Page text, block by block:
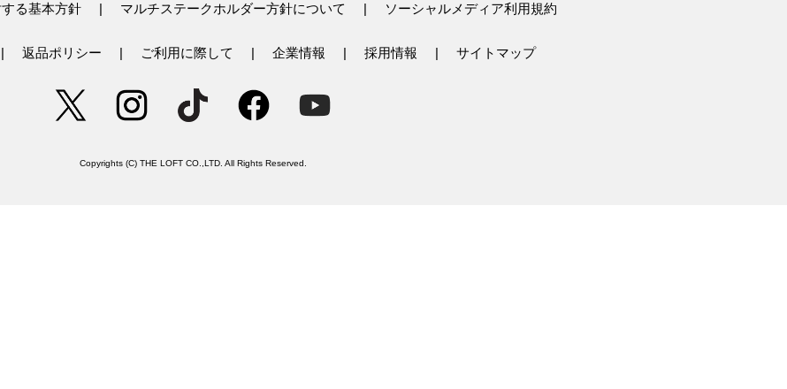
る基本方針 マルチステークホルダー方針について ソーシャルメディア利用規約
返品ポリシー ご利用に際して 企業情報 採用情報 サイトマップ
Copyrights (C) THE LOFT CO.,LTD. All Rights Reserved.